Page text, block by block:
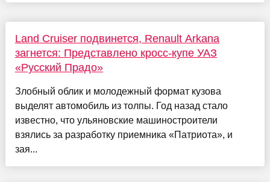
Land Cruiser подвинется, Renault Arkana
загнется: Представлено кросс-купе УАЗ
«Русский Прадо»
Злобный облик и молодежный формат кузова
выделят автомобиль из толпы. Год назад стало
известно, что ульяновские машиностроители
взялись за разработку приемника «Патриота», и
зая...